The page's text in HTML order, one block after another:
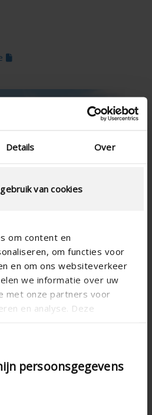
Details Over
van cookies
om content en
om functies voor
en om ons websiteverkeer
we informatie over uw
met onze partners voor
en analyse. Deze
u aan ze heeft verstrekt of
op basis van uw gebruik
persoonsgegevens